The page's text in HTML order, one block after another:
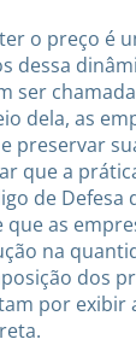
o preço é
dessa
ser
dela, as
preservar
que a
de Defesa
que as
na
dos
por exibir